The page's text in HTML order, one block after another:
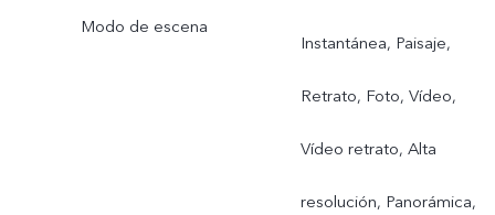
Modo de escena
Instantánea, Paisaje,
Retrato, Foto, Vídeo,
Vídeo retrato, Alta
resolución, Panorámica,